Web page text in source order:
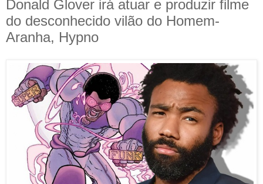
Donald Glover irá atuar e produzir filme
do desconhecido vilão do Homem-
Aranha, Hypno